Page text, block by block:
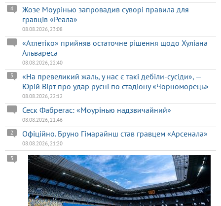
Жозе Моурінью запровадив суворі правила для
гравців «Реала»
4
08.08.2026, 23:08
«Атлетіко» прийняв остаточне рішення щодо Хуліана
Альвареса
08.08.2026, 22:40
«На превеликий жаль, у нас є такі дебіли-сусіди», —
Юрій Вірт про удар русні по стадіону «Чорноморець»
5
08.08.2026, 22:12
Сеск Фабрегас: «Моурінью надзвичайний»
08.08.2026, 21:46
Офіційно. Бруно Гімарайнш став гравцем «Арсенала»
2
08.08.2026, 21:20
3